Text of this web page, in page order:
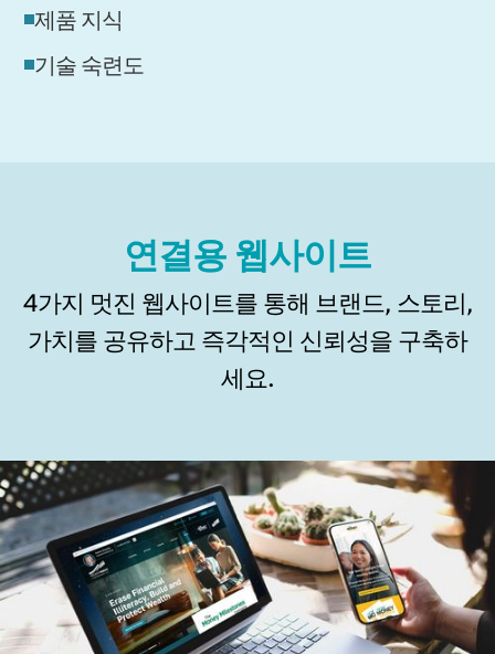
제품 지식
기술 숙련도
연결용 웹사이트
4가지 멋진 웹사이트를 통해 브랜드, 스토리,
가치를 공유하고 즉각적인 신뢰성을 구축하
세요.